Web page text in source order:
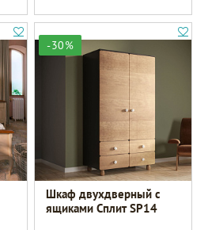
-30%
Шкаф двухдверный с
ящиками Сплит SP14